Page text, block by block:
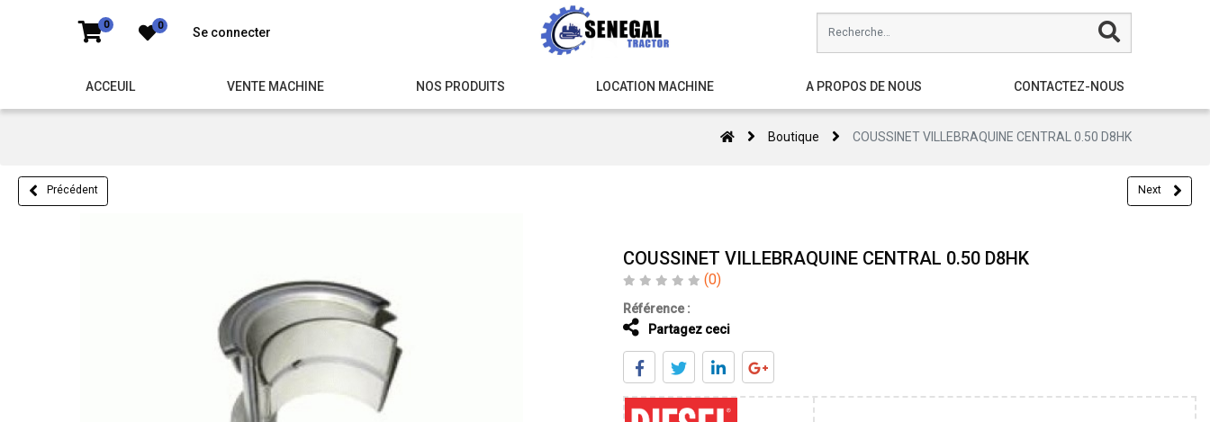
0 0 Se connecter
ACCEUIL VENTE MACHINE NOS PRODUITS LOCATION MACHINE A PROPOS DE NOUS CONTACTEZ-NOUS
Boutique COUSSINET VILLEBRAQUINE CENTRAL 0.50 D8HK
Précédent Next
COUSSINET VILLEBRAQUINE CENTRAL 0.50 D8HK
(0)
Référence :
Partagez ceci